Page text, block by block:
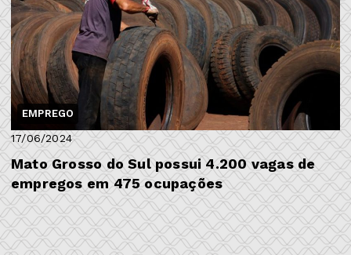
EMPREGO
17/06/2024
Mato Grosso do Sul possui 4.200 vagas de
empregos em 475 ocupações